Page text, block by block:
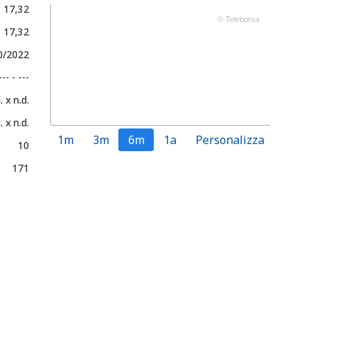
17,32
17,32
2022
- ---
x n.d.
x n.d.
10
171
© Teleborsa
1m 3m 6m 1a Personalizza